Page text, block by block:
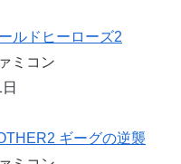
ルドヒーローズ2
ミコン
ギーグの逆襲